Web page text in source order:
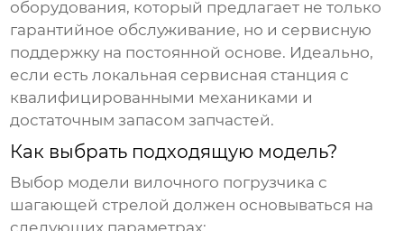
оборудования, который предлагает не только
гарантийное обслуживание, но и сервисную
поддержку на постоянной основе. Идеально,
если есть локальная сервисная станция с
квалифицированными механиками и
достаточным запасом запчастей.
Как выбрать подходящую модель?
Выбор модели вилочного погрузчика с
шагающей стрелой должен основываться на
следующих параметрах: